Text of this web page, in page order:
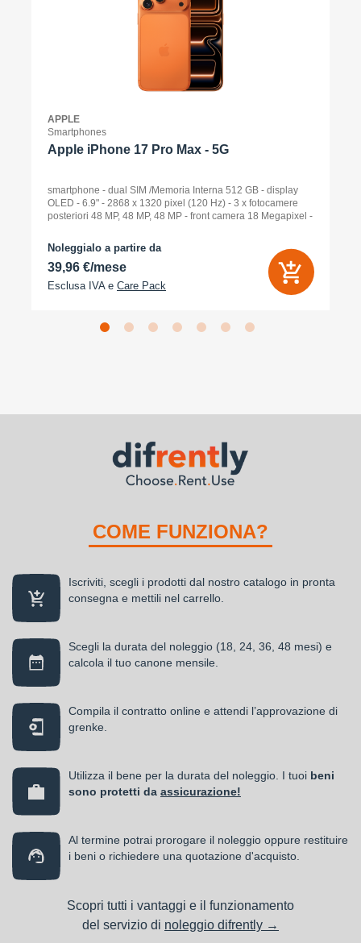
APPLE
Smartphones
Apple iPhone 17 Pro Max - 5G
smartphone - dual SIM /Memoria Interna 512 GB - display
OLED - 6.9" - 2868 x 1320 pixel (120 Hz) - 3 x fotocamere
posteriori 48 MP, 48 MP, 48 MP - front camera 18 Megapixel -
Noleggialo a partire da
39,96 €/mese
Esclusa IVA e Care Pack
COME FUNZIONA?
Iscriviti, scegli i prodotti dal nostro catalogo in pronta
consegna e mettili nel carrello.
Scegli la durata del noleggio (18, 24, 36, 48 mesi) e
calcola il tuo canone mensile.
Compila il contratto online e attendi l’approvazione di
grenke.
Utilizza il bene per la durata del noleggio. I tuoi beni
sono protetti da assicurazione!
Al termine potrai prorogare il noleggio oppure restituire
i beni o richiedere una quotazione d'acquisto.
Scopri tutti i vantaggi e il funzionamento
del servizio di noleggio difrently →